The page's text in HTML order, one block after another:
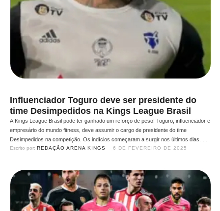
Influenciador Toguro deve ser presidente do
time Desimpedidos na Kings League Brasil
A Kings League Brasil pode ter ganhado um reforço de peso! Toguro, influenciador e
empresário do mundo fitness, deve assumir o cargo de presidente do time
Desimpedidos na competição. Os indícios começaram a surgir nos últimos dias. Em
um vídeo, Toguro revelou que estaria à frente do projeto e, ontem, reforçou ainda
Escrito por: REDAÇÃO ARENA KINGS 6 DE FEVEREIRO DE 2025